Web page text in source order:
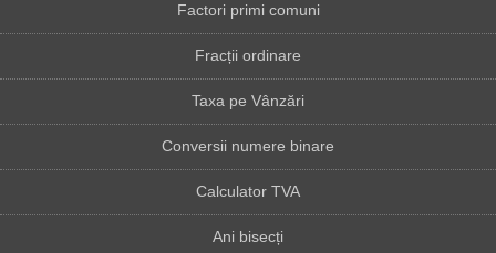
Factori primi comuni
Fracții ordinare
Taxa pe Vânzări
Conversii numere binare
Calculator TVA
Ani bisecți